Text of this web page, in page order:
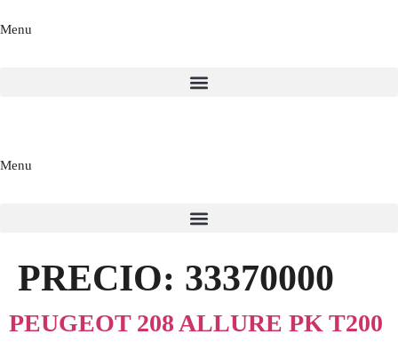
Menu
Menu
PRECIO: 33370000
PEUGEOT 208 ALLURE PK T200